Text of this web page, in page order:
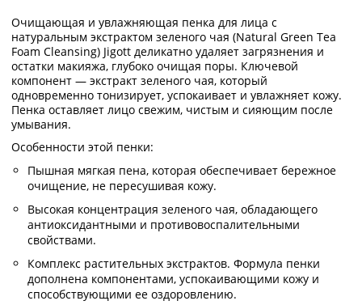
Очищающая и увлажняющая пенка для лица с
натуральным экстрактом зеленого чая (Natural Green Tea
Foam Cleansing) Jigott деликатно удаляет загрязнения и
остатки макияжа, глубоко очищая поры. Ключевой
компонент — экстракт зеленого чая, который
одновременно тонизирует, успокаивает и увлажняет кожу.
Пенка оставляет лицо свежим, чистым и сияющим после
умывания.
Особенности этой пенки:
Пышная мягкая пена, которая обеспечивает бережное
очищение, не пересушивая кожу.
Высокая концентрация зеленого чая, обладающего
антиоксидантными и противовоспалительными
свойствами.
Комплекс растительных экстрактов. Формула пенки
дополнена компонентами, успокаивающими кожу и
способствующими ее оздоровлению.